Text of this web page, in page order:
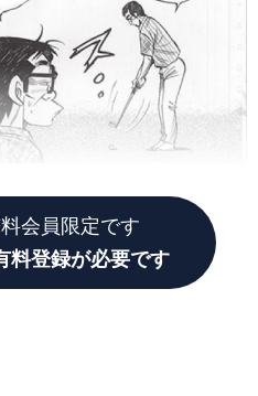
会員限定です
料登録が必要です